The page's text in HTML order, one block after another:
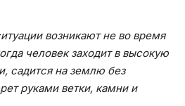
возникают не во время
человек заходит в высокую
садится на землю без
руками ветки, камни и